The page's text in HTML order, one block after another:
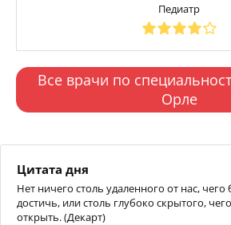
Педиатр
Все врачи по
Орле
Цитата дня
Нет ничего столь удаленного от нас,
достичь, или столь глубоко скрытого,
открыть. (Декарт)